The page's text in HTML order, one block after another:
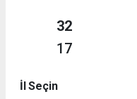
32
17
İl Seçin